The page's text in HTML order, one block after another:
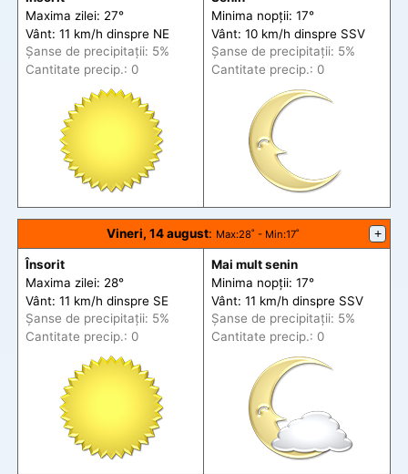
Maxima zilei: 27°
Vânt: 11 km/h dinspre NE
Șanse de precipitații: 5%
Cantitate precip.: 0
Minima nopții: 17°
Vânt: 10 km/h dinspre SSV
Șanse de precipitații: 5%
Cantitate precip.: 0
Vineri, 14 august: Max:28˚ - Min:17˚ +
Însorit
Maxima zilei: 28°
Vânt: 11 km/h dinspre SE
Șanse de precipitații: 5%
Cantitate precip.: 0
Mai mult senin
Minima nopții: 17°
Vânt: 11 km/h dinspre SSV
Șanse de precipitații: 5%
Cantitate precip.: 0